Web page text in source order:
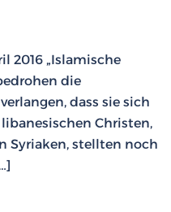
2016 „Islamische
die
dass sie sich
Christen,
Syriaken, stellten noch